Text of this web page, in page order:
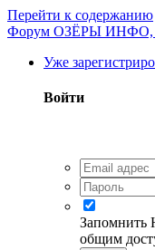
Перейти к содержанию
Форум ОЗЁРЫ ИНФО, г.
Уже
Войти
Запомнить
общим